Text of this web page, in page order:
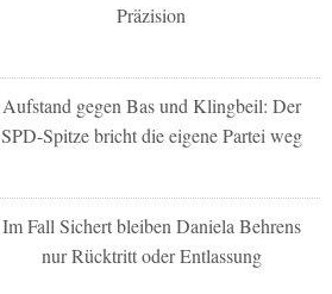
Präzision
Aufstand gegen Bas und Klingbeil: Der
SPD-Spitze bricht die eigene Partei weg
Im Fall Sichert bleiben Daniela Behrens
nur Rücktritt oder Entlassung